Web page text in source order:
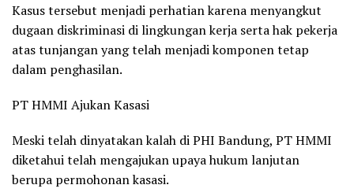
Kasus tersebut menjadi perhatian karena menyangkut
dugaan diskriminasi di lingkungan kerja serta hak pekerja
atas tunjangan yang telah menjadi komponen tetap
dalam penghasilan.
PT HMMI Ajukan Kasasi
Meski telah dinyatakan kalah di PHI Bandung, PT HMMI
diketahui telah mengajukan upaya hukum lanjutan
berupa permohonan kasasi.